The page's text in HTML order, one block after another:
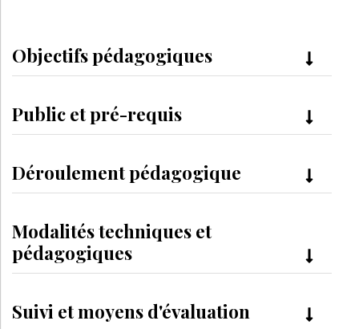
Objectifs pédagogiques
Public et pré-requis
Déroulement pédagogique
Modalités techniques et
pédagogiques
Suivi et moyens d'évaluation